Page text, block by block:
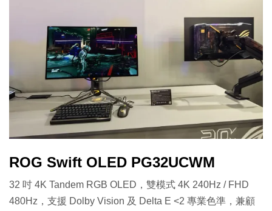
ROG Swift OLED PG32UCWM
32 吋 4K Tandem RGB OLED，雙模式 4K 240Hz / FHD
480Hz，支援 Dolby Vision 及 Delta E <2 專業色準，兼顧